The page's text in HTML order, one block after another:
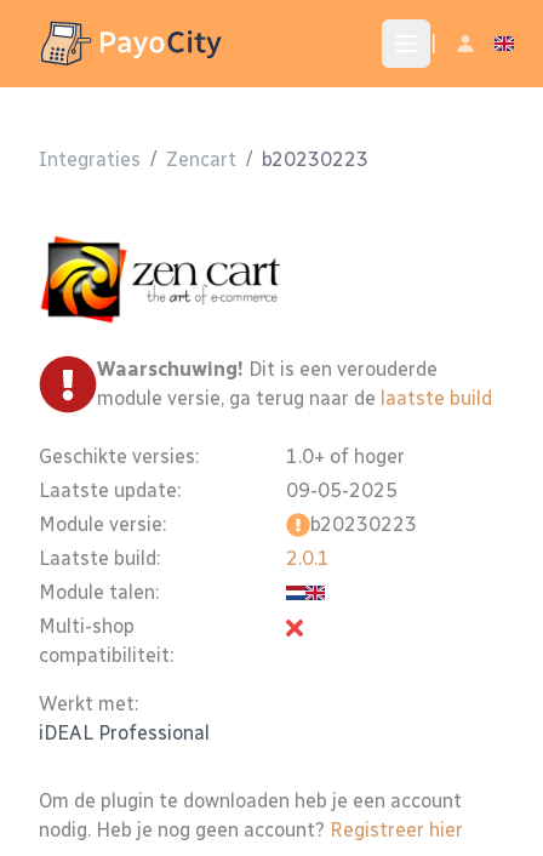
Integraties / Zencart / b20230223
Waarschuwing! Dit is een verouderde
module versie, ga terug naar de laatste build
Geschikte versies:
Laatste update:
Module versie:
Laatste build:
Module talen:
Multi-shop
compatibiliteit:
1.0+ of hoger
09-05-2025
b20230223
2.0.1
Werkt met:
iDEAL Professional
Om de plugin te downloaden heb je een account
nodig. Heb je nog geen account? Registreer hier